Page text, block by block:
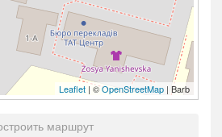
Leaflet | ©OpenStreetMap | Barb
маршрут